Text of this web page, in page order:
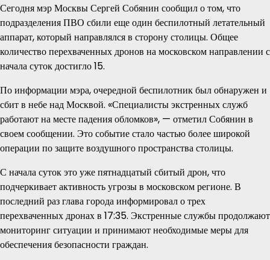
Сегодня мэр Москвы Сергей Собянин сообщил о том, что
подразделения ПВО сбили еще один беспилотный летательный
аппарат, который направлялся в сторону столицы. Общее
количество перехваченных дронов на московском направлении с
начала суток достигло 15.
По информации мэра, очередной беспилотник был обнаружен и
сбит в небе над Москвой. «Специалисты экстренных служб
работают на месте падения обломков», — отметил Собянин в
своем сообщении. Это событие стало частью более широкой
операции по защите воздушного пространства столицы.
С начала суток это уже пятнадцатый сбитый дрон, что
подчеркивает активность угрозы в московском регионе. В
последний раз глава города информировал о трех
перехваченных дронах в 17:35. Экстренные службы продолжают
мониторинг ситуации и принимают необходимые меры для
обеспечения безопасности граждан.